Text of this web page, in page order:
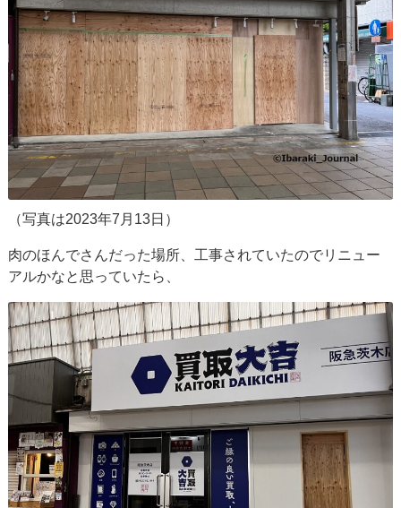
（写真は2023年7月13日）
肉のほんでさんだった場所、工事されていたのでリニュー
アルかなと思っていたら、